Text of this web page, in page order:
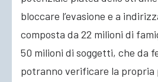
bloccare l’evasione e a
composta da 22 milioni di
50 milioni di soggetti, che da
potranno verificare la propria